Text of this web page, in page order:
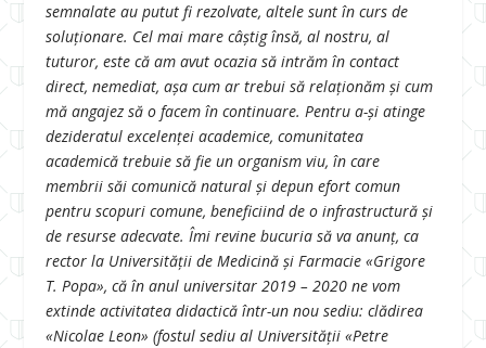
semnalate au putut fi rezolvate, altele sunt în curs de
soluționare. Cel mai mare câștig însă, al nostru, al
tuturor, este că am avut ocazia să intrăm în contact
direct, nemediat, așa cum ar trebui să relaționăm și cum
mă angajez să o facem în continuare. Pentru a-și atinge
dezideratul excelenței academice, comunitatea
academică trebuie să fie un organism viu, în care
membrii săi comunică natural și depun efort comun
pentru scopuri comune, beneficiind de o infrastructură și
de resurse adecvate. Îmi revine bucuria să va anunț, ca
rector la Universității de Medicină și Farmacie «Grigore
T. Popa», că în anul universitar 2019 – 2020 ne vom
extinde activitatea didactică într-un nou sediu: clădirea
«Nicolae Leon» (fostul sediu al Universității «Petre